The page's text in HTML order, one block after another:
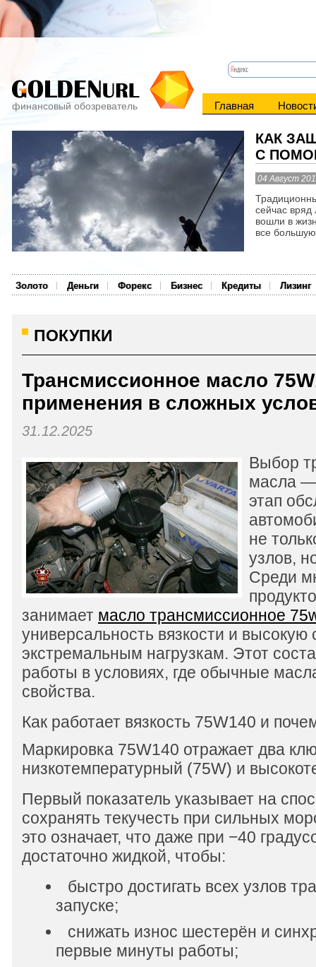
финансовый обозреватель Главная
КАК
С
04 Август
сейчас вряд
вошли в
все
Золото Деньги Форекс Бизнес Кредиты Лизинг
ПОКУПКИ
Трансмиссионное масло
применения в сложных
31.12.2025
Выбор
масла —
этап
не
узлов,
Среди
занимает масло трансмиссионное
универсальность вязкости и высокую
экстремальным нагрузкам. Этот
работы в условиях, где обычные
свойства.
Как работает вязкость 75W140 и
Маркировка 75W140 отражает два
низкотемпературный (75W) и
Первый показатель указывает на
сохранять текучесть при сильных
это означает, что даже при −40
достаточно жидкой, чтобы:
быстро достигать всех узлов
запуске;
снижать износ шестерён и
первые минуты работы;